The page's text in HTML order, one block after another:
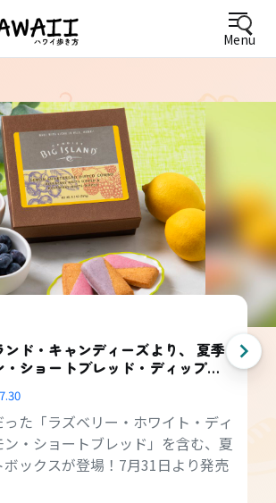
Menu
ド・キャンディーズより、 夏季
ショートブレッド・ディップ
た「ラズベリー・ホワイト・ディ
ン・ショートブレッド」を含む、夏
ックスが登場！7月31日より発売